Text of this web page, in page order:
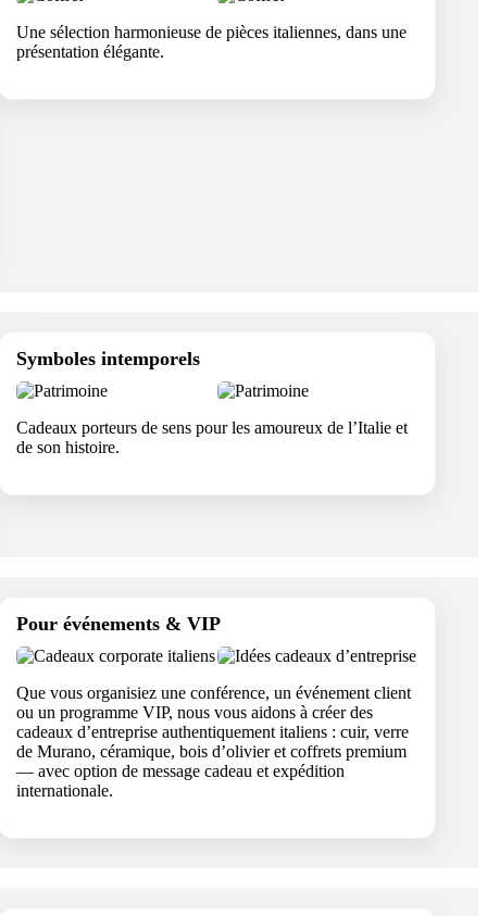
Une sélection harmonieuse de pièces italiennes, dans une
présentation élégante.
Symboles intemporels
Cadeaux porteurs de sens pour les amoureux de l’Italie et
de son histoire.
Pour événements & VIP
Que vous organisiez une conférence, un événement client
ou un programme VIP, nous vous aidons à créer des
cadeaux d’entreprise authentiquement italiens : cuir, verre
de Murano, céramique, bois d’olivier et coffrets premium
— avec option de message cadeau et expédition
internationale.